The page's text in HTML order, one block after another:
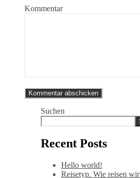
Kommentar
Suchen
Recent Posts
Hello world!
Reisetyp. Wie reisen